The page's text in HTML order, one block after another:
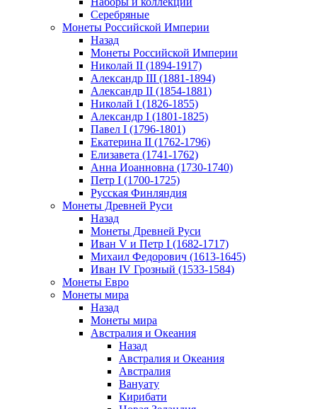
Серебряные
Монеты Российской Империи
Назад
Монеты Российской Империи
Николай II (1894-1917)
Александр III (1881-1894)
Александр II (1854-1881)
Николай I (1826-1855)
Александр I (1801-1825)
Павел I (1796-1801)
Екатерина II (1762-1796)
Елизавета (1741-1762)
Анна Иоанновна (1730-1740)
Петр I (1700-1725)
Русская Финляндия
Монеты Древней Руси
Назад
Монеты Древней Руси
Иван V и Петр I (1682-1717)
Михаил Федорович (1613-1645)
Иван IV Грозный (1533-1584)
Монеты Евро
Монеты мира
Назад
Монеты мира
Австралия и Океания
Назад
Австралия и Океания
Австралия
Вануату
Кирибати